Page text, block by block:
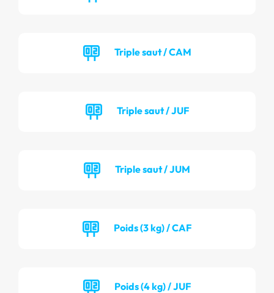
Triple saut / CAM
Triple saut / JUF
Triple saut / JUM
Poids (3 kg) / CAF
Poids (4 kg) / JUF